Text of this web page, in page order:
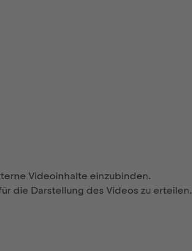
Videoinhalte einzubinden.
die Darstellung des Videos zu erteilen.